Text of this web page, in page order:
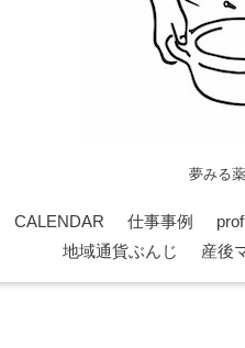
夢みる
CALENDAR 仕事事例
地域通貨ぶんじ
産後